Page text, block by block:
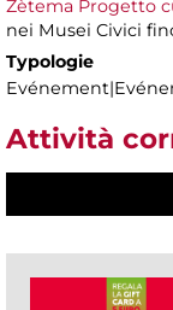
Zètema Progetto
nei Musei Civici
Typologie
Attività